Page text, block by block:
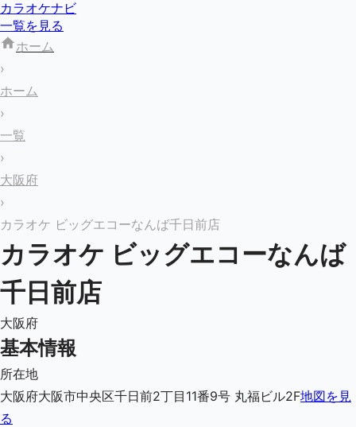
カラオケナビ
一覧を見る
ホーム
›
ホーム
›
一覧
›
大阪府
›
カラオケ ビッグエコーなんば千日前店
カラオケ ビッグエコーなんば
千日前店
大阪府
基本情報
所在地
大阪府大阪市中央区千日前2丁目11番9号 丸福ビル2F地図を見
る